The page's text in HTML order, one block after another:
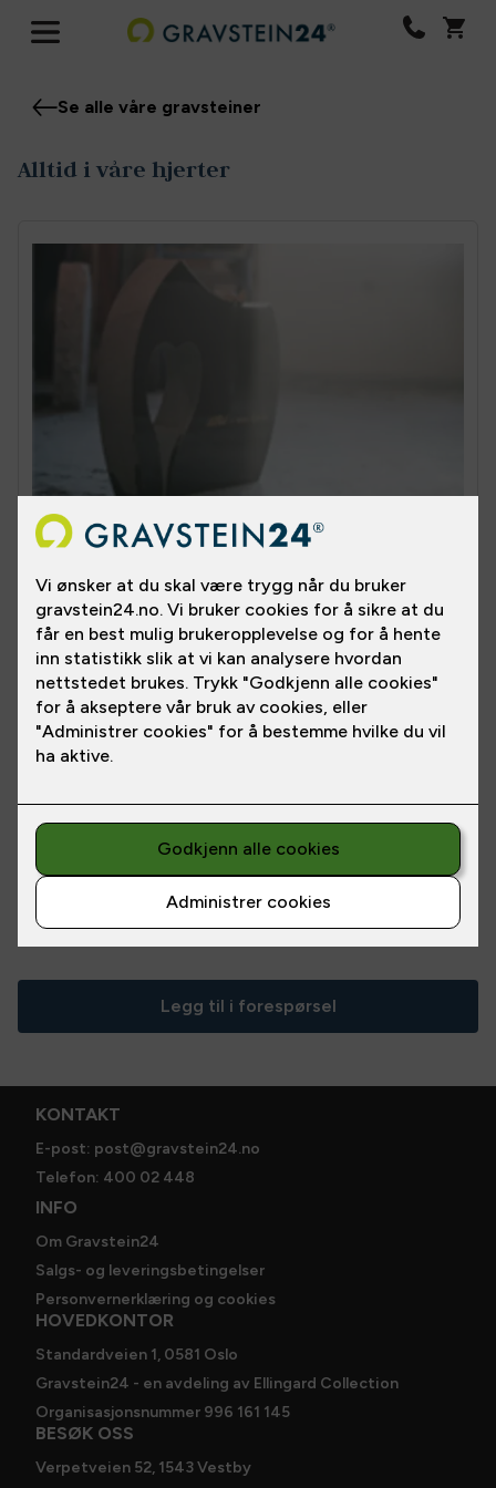
Se alle våre gravsteiner
Alltid i våre hjerter
Les
Pris fraNOK 1,000 / NOK 143 pr. mnd.*
*Prisen gjelder betaling over 12 mnd.
Delbetaling
Etableringsgebyr: NOK 399,-
Månedspris:
NOK 76,-
Total:
NOK 4,959
Legg til i forespørsel
KONTAKT
E-post: post@gravstein24.no
Telefon: 400 02 448
INFO
Om Gravstein24
Salgs- og leveringsbetingelser
Personvernerklæring og cookies
HOVEDKONTOR
Standardveien 1, 0581 Oslo
Gravstein24 - en avdeling av Ellingard Collection
Organisasjonsnummer 996 161 145
BESØK OSS
Verpetveien 52, 1543 Vestby